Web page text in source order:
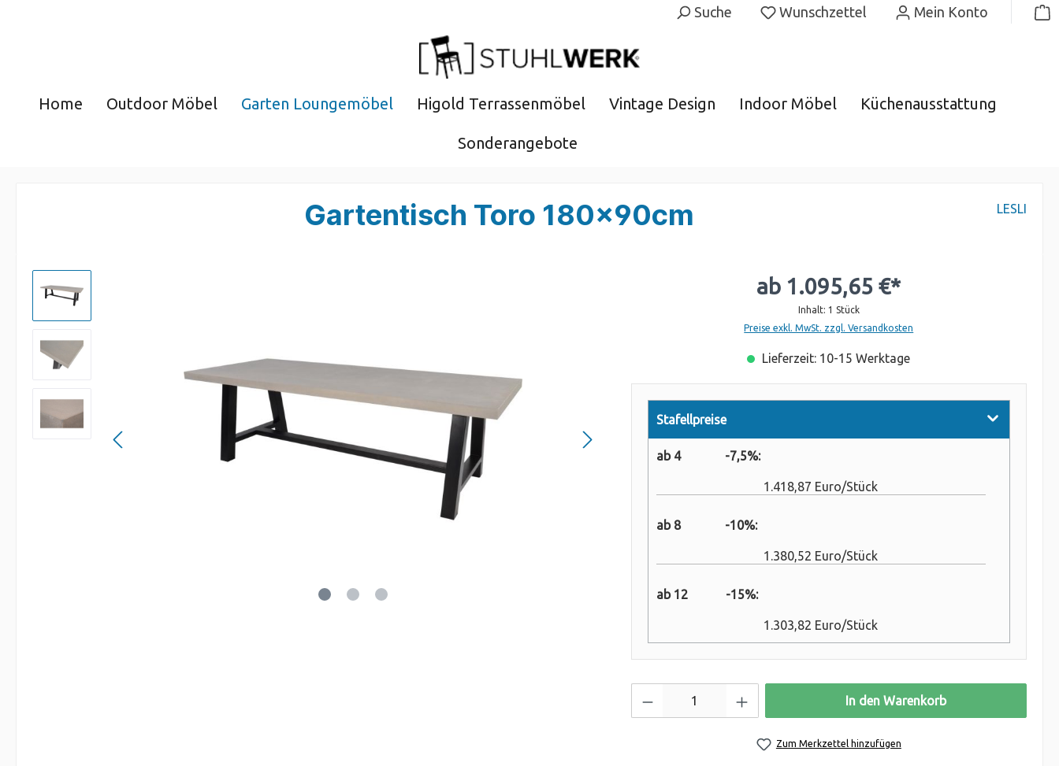
Suche Wunschzettel Mein Konto
Home Outdoor Möbel Garten Loungemöbel Higold Terrassenmöbel Vintage Design Indoor Möbel Küchenausstattung
Sonderangebote
Gartentisch Toro 180x90cm LESLI
ab 1.095,65 €*
Inhalt: 1 Stück
Preise exkl. MwSt. zzgl. Versandkosten
Lieferzeit: 10-15 Werktage
Stafellpreise
ab 4 -7,5%:
1.418,87 Euro/Stück
ab 8 -10%:
1.380,52 Euro/Stück
ab 12 -15%:
1.303,82 Euro/Stück
In den Warenkorb
Zum Merkzettel hinzufügen